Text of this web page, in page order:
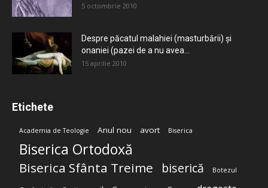
5 octombrie 2010
Despre păcatul malahiei (masturbării) şi
onaniei (pazei de a nu avea...
15 aprilie 2010
Etichete
Academia de Teologie Anul nou avort Biserica
Biserica Ortodoxă
Biserica Sfânta Treime biserică Botezul